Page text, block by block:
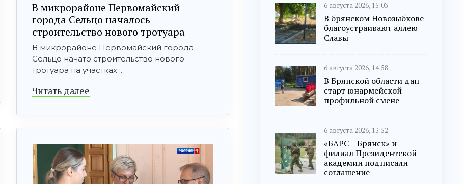
В микрорайоне Первомайский
города Сельцо началось
строительство нового тротуара
В микрорайоне Первомайский города
Сельцо начато строительство нового
тротуара на участках ...
Читать далее
6 августа 2026, 15:03
В брянском Новозыбкове
благоустраивают аллею
Славы
6 августа 2026, 14:58
В Брянской области дан
старт юнармейской
профильной смене
6 августа 2026, 13:52
«БАРС – Брянск» и
филиал Президентской
академии подписали
соглашение